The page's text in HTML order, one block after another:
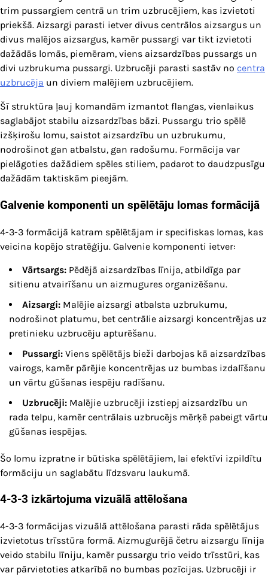
trim pussargiem centrā un trim uzbrucējiem, kas izvietoti
priekšā. Aizsargi parasti ietver divus centrālos aizsargus un
divus malējos aizsargus, kamēr pussargi var tikt izvietoti
dažādās lomās, piemēram, viens aizsardzības pussargs un
divi uzbrukuma pussargi. Uzbrucēji parasti sastāv no centra
uzbrucēja un diviem malējiem uzbrucējiem.
Šī struktūra ļauj komandām izmantot flangas, vienlaikus
saglabājot stabilu aizsardzības bāzi. Pussargu trio spēlē
izšķirošu lomu, saistot aizsardzību un uzbrukumu,
nodrošinot gan atbalstu, gan radošumu. Formācija var
pielāgoties dažādiem spēles stiliem, padarot to daudzpusīgu
dažādām taktiskām pieejām.
Galvenie komponenti un spēlētāju lomas formācijā
4-3-3 formācijā katram spēlētājam ir specifiskas lomas, kas
veicina kopējo stratēģiju. Galvenie komponenti ietver:
Vārtsargs: Pēdējā aizsardzības līnija, atbildīga par
sitienu atvairīšanu un aizmugures organizēšanu.
Aizsargi: Malējie aizsargi atbalsta uzbrukumu,
nodrošinot platumu, bet centrālie aizsargi koncentrējas uz
pretinieku uzbrucēju apturēšanu.
Pussargi: Viens spēlētājs bieži darbojas kā aizsardzības
vairogs, kamēr pārējie koncentrējas uz bumbas izdalīšanu
un vārtu gūšanas iespēju radīšanu.
Uzbrucēji: Malējie uzbrucēji izstiepj aizsardzību un
rada telpu, kamēr centrālais uzbrucējs mērķē pabeigt vārtu
gūšanas iespējas.
Šo lomu izpratne ir būtiska spēlētājiem, lai efektīvi izpildītu
formāciju un saglabātu līdzsvaru laukumā.
4-3-3 izkārtojuma vizuālā attēlošana
4-3-3 formācijas vizuālā attēlošana parasti rāda spēlētājus
izvietotus trīsstūra formā. Aizmugurējā četru aizsargu līnija
veido stabilu līniju, kamēr pussargu trio veido trīsstūri, kas
var pārvietoties atkarībā no bumbas pozīcijas. Uzbrucēji ir